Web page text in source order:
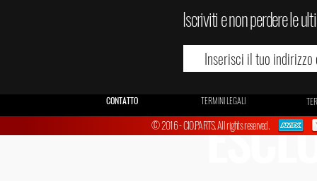
Iscriviti e non perdere le
CONTATTO TERMINI LEGALI
© 2016 - CIO.PARTS. All rights reserved.